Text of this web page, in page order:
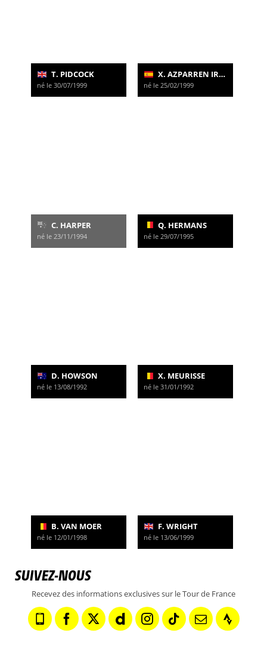
T. PIDCOCK
né le 30/07/1999
X. AZPARREN IRURZUN
né le 25/02/1999
C. HARPER
né le 23/11/1994
Q. HERMANS
né le 29/07/1995
D. HOWSON
né le 13/08/1992
X. MEURISSE
né le 31/01/1992
B. VAN MOER
né le 12/01/1998
F. WRIGHT
né le 13/06/1999
SUIVEZ-NOUS
Recevez des informations exclusives sur le Tour de France